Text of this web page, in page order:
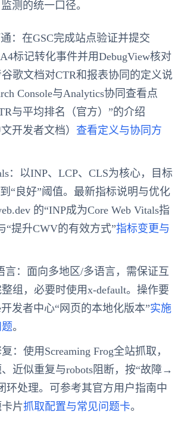
测的统一口径。
：在GSC完成站点验证并提交
标记转化事件并用DebugView核对
歌文档对CTR和报表协同的定义说
Console与Analytics协同查看点
与平均排名（官方）”的介绍
开发者文档） 查看定义与协同方
：以INP、LCP、CLS为核心，目标
“良好”阈值。最新指标说明与优化
的“INP成为Core Web Vitals指
“提升CWV的有效方式”指标变更与
言：面向多地区/多语言，需保证互
组，必要时使用x-default。操作要
发者中心“网页的本地化版本”实施
。
：使用Screaming Frog全站抓取，
近似重复与robots阻断，按“故障→
环处理。可参考其官方用户指南中
片抓取配置与常见问题卡。